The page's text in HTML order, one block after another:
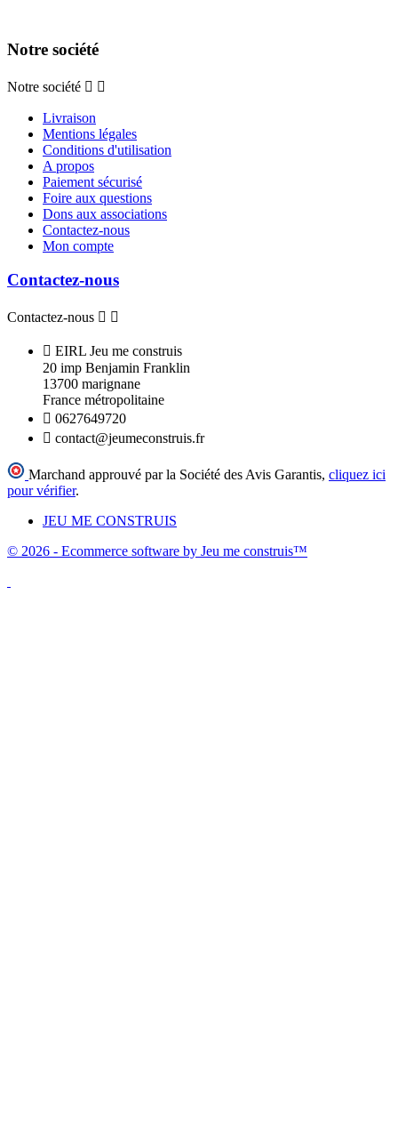
Notre société
Notre société  
Livraison
Mentions légales
Conditions d'utilisation
A propos
Paiement sécurisé
Foire aux questions
Dons aux associations
Contactez-nous
Mon compte
Contactez-nous
Contactez-nous  
 EIRL Jeu me construis
20 imp Benjamin Franklin
13700 marignane
France métropolitaine
 0627649720
 contact@jeumeconstruis.fr
Marchand approuvé par la Société des Avis Garantis, cliquez ici
pour vérifier.
JEU ME CONSTRUIS
© 2026 - Ecommerce software by Jeu me construis™